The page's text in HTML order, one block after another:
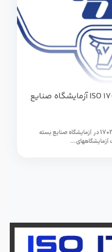
دریافت گواهینامه ISO 17025 آزمایشگاه صنایع
مشاوره دریافت گواهینامه ایزو 17025 در آزمایشگاه صنایع بسته
آزمایشگاههای...